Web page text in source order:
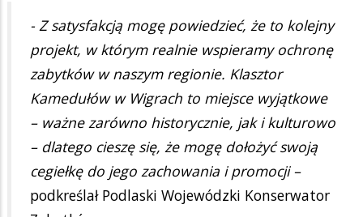
- Z satysfakcją mogę powiedzieć, że to kolejny
projekt, w którym realnie wspieramy ochronę
zabytków w naszym regionie. Klasztor
Kamedułów w Wigrach to miejsce wyjątkowe
– ważne zarówno historycznie, jak i kulturowo
– dlatego cieszę się, że mogę dołożyć swoją
cegiełkę do jego zachowania i promocji –
podkreślał Podlaski Wojewódzki Konserwator